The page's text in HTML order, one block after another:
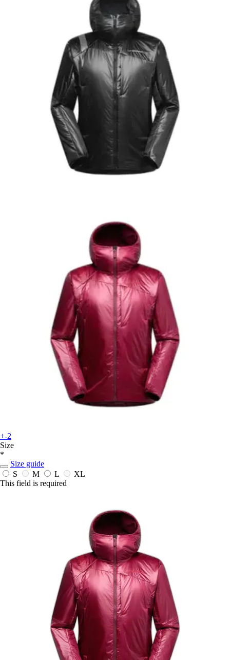
+-2
Size
*
Size guide
S
M L
XL
This field is required